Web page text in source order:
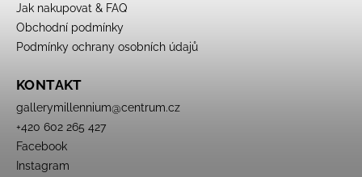
Jak nakupovat & FAQ
Obchodní podmínky
Podmínky ochrany osobních údajů
KONTAKT
gallerymillennium@centrum.cz
+420 602 265 427
Facebook
Instagram